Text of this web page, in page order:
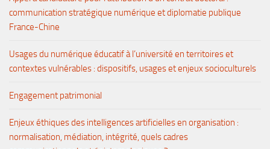
communication stratégique numérique et diplomatie publique
France-Chine
Usages du numérique éducatif à l’université en territoires et
contextes vulnérables : dispositifs, usages et enjeux socioculturels
Engagement patrimonial
Enjeux éthiques des intelligences artificielles en organisation :
normalisation, médiation, intégrité, quels cadres